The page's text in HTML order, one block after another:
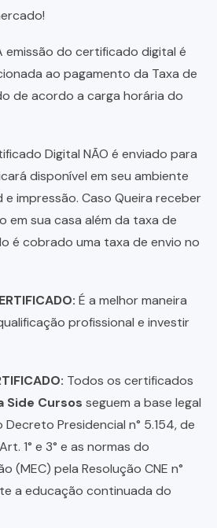
emissão do certificado digital é
ao pagamento da Taxa de
de acordo a carga horária do
Digital NÃO é enviado para
disponível em seu ambiente
impressão. Caso Queira receber
em sua casa além da taxa de
é cobrado uma taxa de envio no
É a melhor maneira
profissional e investir
Todos os certificados
Side Cursos seguem a base legal
Presidencial n° 5.154, de
1° e 3° e as normas do
(MEC) pela Resolução CNE n°
a educação continuada do